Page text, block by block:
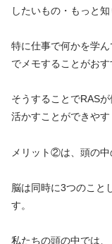
したいもの・もっと
特に仕事で何かを学
でメモすることがおす
そうすることでRAS
活かすことができやす
メリット②は、頭の中
脳は同時に3つのこと
す。
私たちの頭の中では、